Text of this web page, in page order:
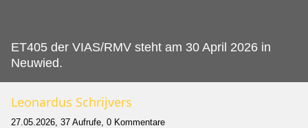
ET405 der VIAS/RMV steht am 30 April 2026 in
Neuwied.
Leonardus Schrijvers
27.05.2026, 37 Aufrufe, 0 Kommentare